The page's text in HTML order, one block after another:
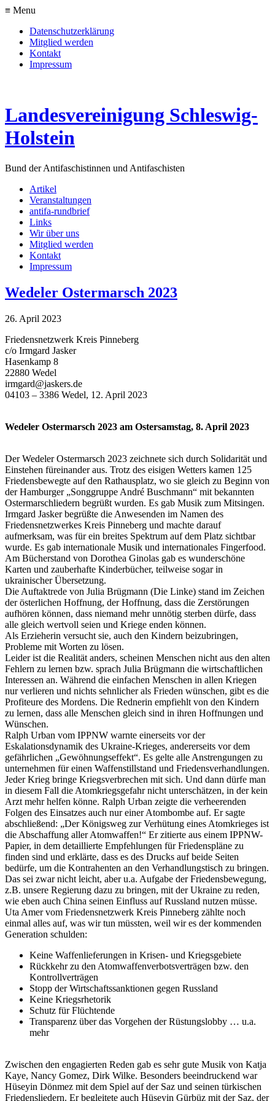
≡ Menu
Datenschutzerklärung
Mitglied werden
Kontakt
Impressum
Landesvereinigung Schleswig-
Holstein
Bund der Antifaschistinnen und Antifaschisten
Artikel
Veranstaltungen
antifa-rundbrief
Links
Wir über uns
Mitglied werden
Kontakt
Impressum
Wedeler Ostermarsch 2023
26. April 2023
Friedensnetzwerk Kreis Pinneberg
c/o Irmgard Jasker
Hasenkamp 8
22880 Wedel
irmgard@jaskers.de
04103 – 3386 Wedel, 12. April 2023
Wedeler Ostermarsch 2023 am Ostersamstag, 8. April 2023
Der Wedeler Ostermarsch 2023 zeichnete sich durch Solidarität und
Einstehen füreinander aus. Trotz des eisigen Wetters kamen 125
Friedensbewegte auf den Rathausplatz, wo sie gleich zu Beginn von
der Hamburger „Songgruppe André Buschmann“ mit bekannten
Ostermarschliedern begrüßt wurden. Es gab Musik zum Mitsingen.
Irmgard Jasker begrüßte die Anwesenden im Namen des
Friedensnetzwerkes Kreis Pinneberg und machte darauf
aufmerksam, was für ein breites Spektrum auf dem Platz sichtbar
wurde. Es gab internationale Musik und internationales Fingerfood.
Am Bücherstand von Dorothea Ginolas gab es wunderschöne
Karten und zauberhafte Kinderbücher, teilweise sogar in
ukrainischer Übersetzung.
Die Auftaktrede von Julia Brügmann (Die Linke) stand im Zeichen
der österlichen Hoffnung, der Hoffnung, dass die Zerstörungen
aufhören können, dass niemand mehr unnötig sterben dürfe, dass
alle gleich wertvoll seien und Kriege enden können.
Als Erzieherin versucht sie, auch den Kindern beizubringen,
Probleme mit Worten zu lösen.
Leider ist die Realität anders, scheinen Menschen nicht aus den alten
Fehlern zu lernen bzw. sprach Julia Brügmann die wirtschaftlichen
Interessen an. Während die einfachen Menschen in allen Kriegen
nur verlieren und nichts sehnlicher als Frieden wünschen, gibt es die
Profiteure des Mordens. Die Rednerin empfiehlt von den Kindern
zu lernen, dass alle Menschen gleich sind in ihren Hoffnungen und
Wünschen.
Ralph Urban vom IPPNW warnte einerseits vor der
Eskalationsdynamik des Ukraine-Krieges, andererseits vor dem
gefährlichen „Gewöhnungseffekt“. Es gelte alle Anstrengungen zu
unternehmen für einen Waffenstillstand und Friedensverhandlungen.
Jeder Krieg bringe Kriegsverbrechen mit sich. Und dann dürfe man
in diesem Fall die Atomkriegsgefahr nicht unterschätzen, in der kein
Arzt mehr helfen könne. Ralph Urban zeigte die verheerenden
Folgen des Einsatzes auch nur einer Atombombe auf. Er sagte
abschließend: „Der Königsweg zur Verhütung eines Atomkrieges ist
die Abschaffung aller Atomwaffen!“ Er zitierte aus einem IPPNW-
Papier, in dem detaillierte Empfehlungen für Friedenspläne zu
finden sind und erklärte, dass es des Drucks auf beide Seiten
bedürfe, um die Kontrahenten an den Verhandlungstisch zu bringen.
Das sei zwar nicht leicht, aber u.a. Aufgabe der Friedensbewegung,
z.B. unsere Regierung dazu zu bringen, mit der Ukraine zu reden,
wie eben auch China seinen Einfluss auf Russland nutzen müsse.
Uta Amer vom Friedensnetzwerk Kreis Pinneberg zählte noch
einmal alles auf, was wir tun müssten, weil wir es der kommenden
Generation schulden:
Keine Waffenlieferungen in Krisen- und Kriegsgebiete
Rückkehr zu den Atomwaffenverbotsverträgen bzw. den
Kontrollverträgen
Stopp der Wirtschaftssanktionen gegen Russland
Keine Kriegsrhetorik
Schutz für Flüchtende
Transparenz über das Vorgehen der Rüstungslobby … u.a.
mehr
Zwischen den engagierten Reden gab es sehr gute Musik von Katja
Kaye, Nancy Gomez, Dirk Wilke. Besonders beeindruckend war
Hüseyin Dönmez mit dem Spiel auf der Saz und seinen türkischen
Friedensliedern. Er begleitete auch Hüseyin Gürbüz mit der Saz, der